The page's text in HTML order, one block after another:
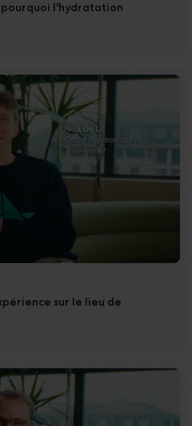
pourquoi l'hydratation
sur le lieu de